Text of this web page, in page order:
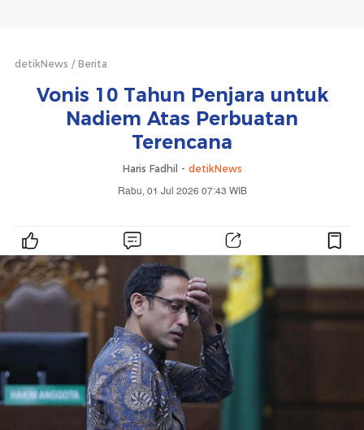
detikNews Berita
Vonis 10 Tahun Penjara untuk
Nadiem Atas Perbuatan
Terencana
Haris Fadhil - detikNews
Rabu, 01 Jul 2026 07:43 WIB